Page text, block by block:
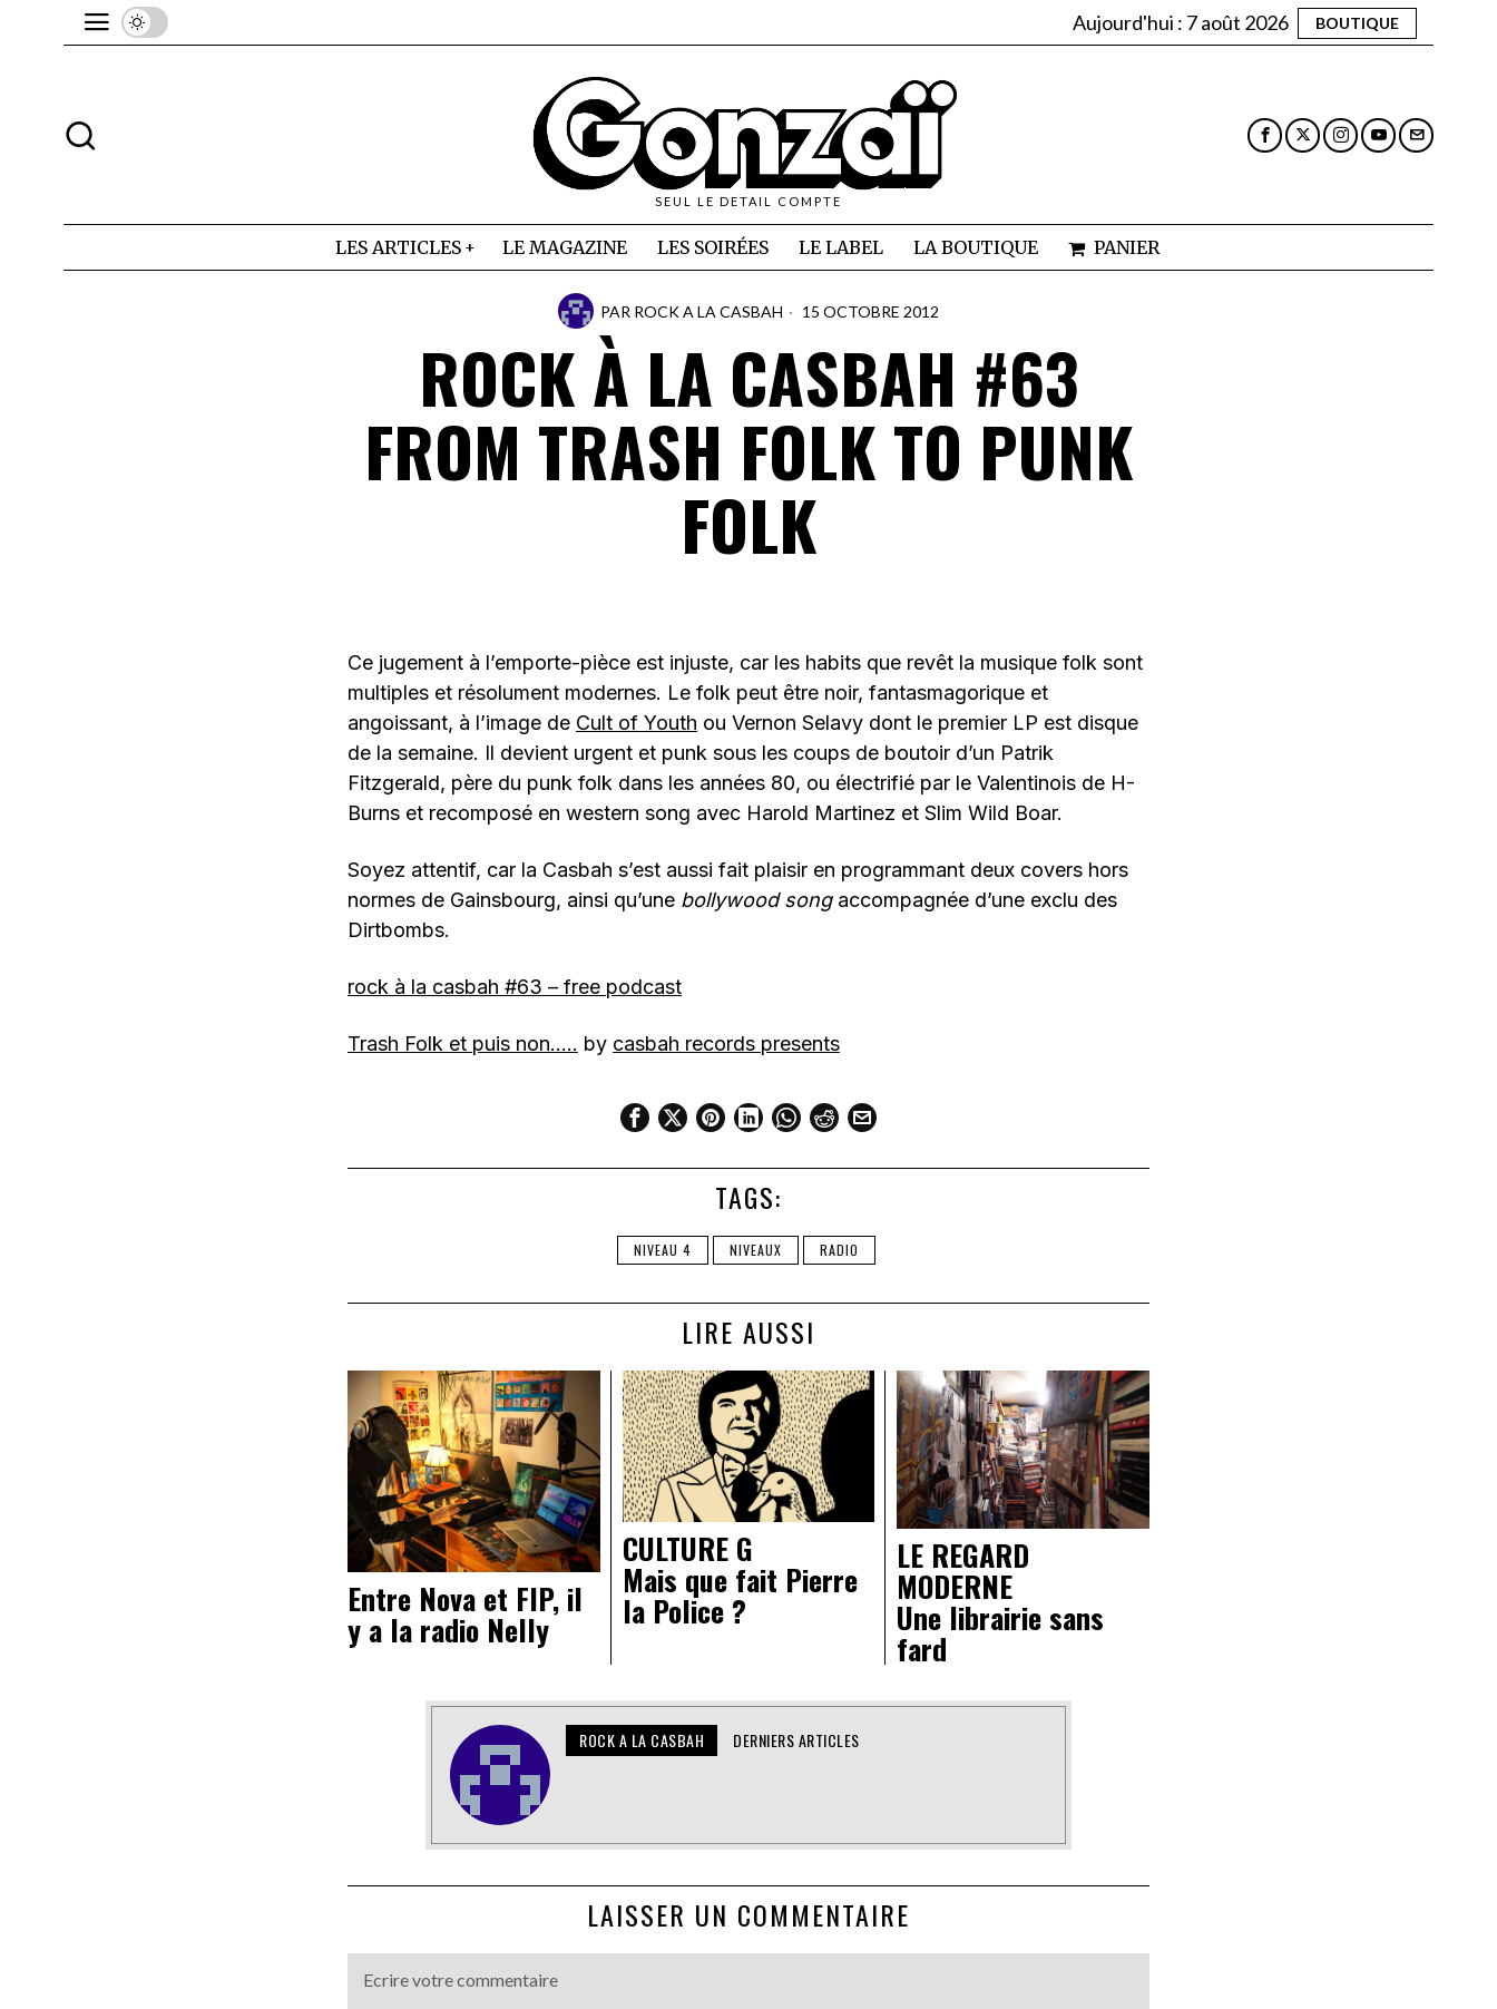
Aujourd'hui : 7 août 2026 BOUTIQUE
SEUL LE DETAIL COMPTE
LES ARTICLES LE MAGAZINE LES SOIRÉES LE LABEL LA BOUTIQUE PANIER
PAR ROCK A LA CASBAH 15 OCTOBRE 2012
ROCK À LA CASBAH #63
FROM TRASH FOLK TO PUNK
FOLK
Ce jugement à l’emporte-pièce est injuste, car les habits que revêt la musique folk sont
multiples et résolument modernes. Le folk peut être noir, fantasmagorique et
angoissant, à l’image de Cult of Youth ou Vernon Selavy dont le premier LP est disque
de la semaine. Il devient urgent et punk sous les coups de boutoir d’un Patrik
Fitzgerald, père du punk folk dans les années 80, ou électrifié par le Valentinois de H-
Burns et recomposé en western song avec Harold Martinez et Slim Wild Boar.
Soyez attentif, car la Casbah s’est aussi fait plaisir en programmant deux covers hors
normes de Gainsbourg, ainsi qu’une bollywood songaccompagnée d’une exclu des
Dirtbombs.
rock à la casbah #63 – free podcast
Trash Folk et puis non….. by casbah records presents
TAGS:
NIVEAU 4 NIVEAUX RADIO
LIRE AUSSI
Entre Nova et FIP, il
y a la radio Nelly
CULTURE G
Mais que fait Pierre
la Police ?
LE REGARD
MODERNE
Une librairie sans
fard
ROCK A LA CASBAH DERNIERS ARTICLES
LAISSER UN COMMENTAIRE